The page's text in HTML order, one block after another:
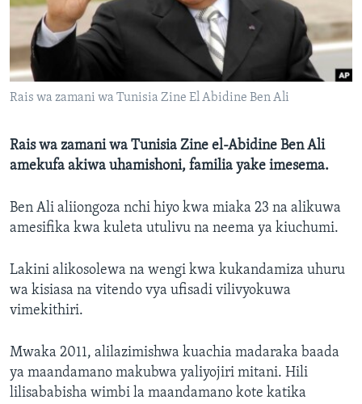
Rais wa zamani wa Tunisia Zine El Abidine Ben Ali
Rais wa zamani wa Tunisia Zine el-Abidine Ben Ali
amekufa akiwa uhamishoni, familia yake imesema.
Ben Ali aliiongoza nchi hiyo kwa miaka 23 na alikuwa
amesifika kwa kuleta utulivu na neema ya kiuchumi.
Lakini alikosolewa na wengi kwa kukandamiza uhuru
wa kisiasa na vitendo vya ufisadi vilivyokuwa
vimekithiri.
Mwaka 2011, alilazimishwa kuachia madaraka baada
ya maandamano makubwa yaliyojiri mitani. Hili
lilisababisha wimbi la maandamano kote katika